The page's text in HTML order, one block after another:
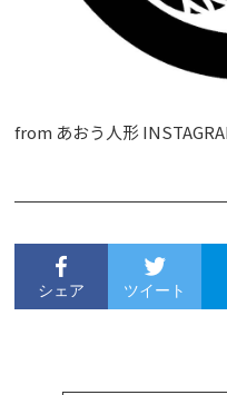
from あおう人形
シェア ツイート